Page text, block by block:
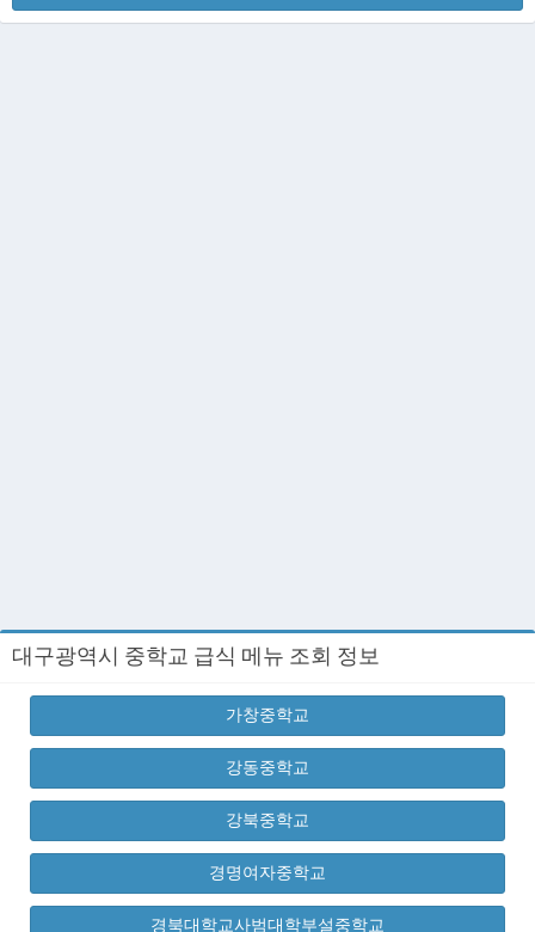
대구광역시 중학교 급식 메뉴 조회 정보
가창중학교
강동중학교
강북중학교
경명여자중학교
경북대학교사범대학부설중학교